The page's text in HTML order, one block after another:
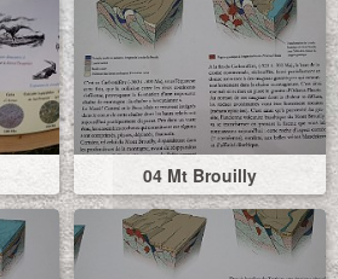
04 Mt Brouilly